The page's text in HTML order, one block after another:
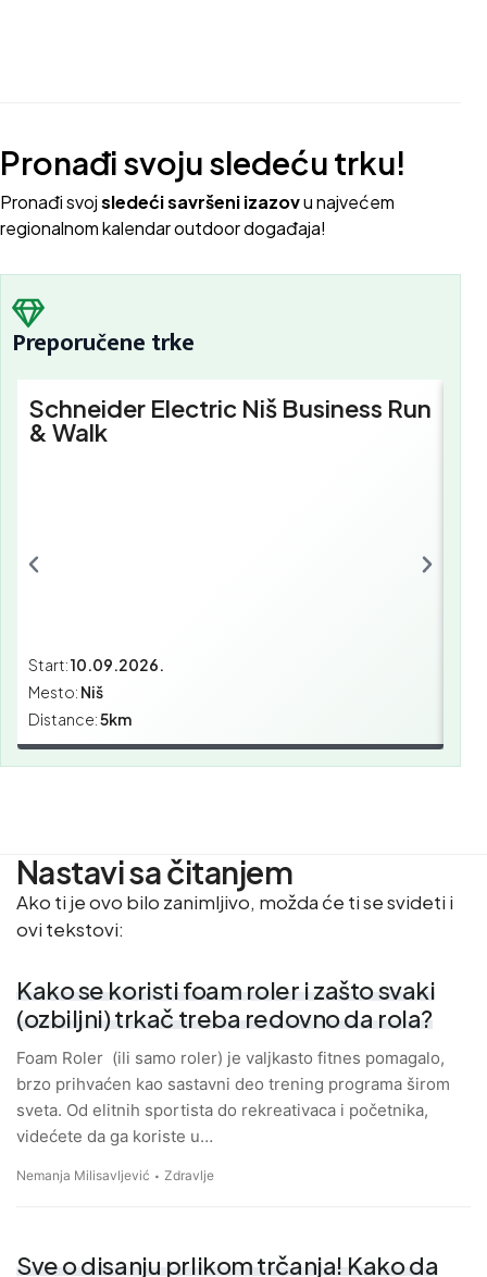
Pronađi svoju sledeću trku!
Pronađi svojsledeći savršeni izazovu najvećem
regionalnom kalendar outdoor događaja!
Preporučene trke
Schneider Electric Niš Business Run
& Walk
Start:10.09.2026.
Mesto: Niš
Distance:5km
Nastavi sa čitanjem
Ako ti je ovo bilo zanimljivo, možda će ti se svideti i
ovi tekstovi:
Kako se koristi foam roler i zašto svaki
(ozbiljni) trkač treba redovno da rola?
Foam Roler (ili samo roler) je valjkasto fitnes pomagalo,
brzo prihvaćen kao sastavni deo trening programa širom
sveta. Od elitnih sportista do rekreativaca i početnika,
videćete da ga koriste u…
Nemanja Milisavljević Zdravlje
Sve o disanju prlikom trčanja! Kako da